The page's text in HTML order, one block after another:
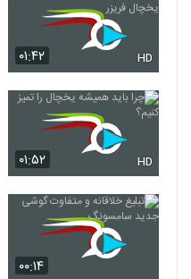
۰۱:۴۲ HD
۰۱:۵۲ HD
۰۰:۱۴